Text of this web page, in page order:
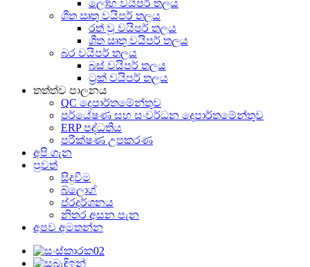
ලෝහ වයිපර් තලය
ශීත ඍතු වයිපර් තලය
රත් වූ වයිපර් තලය
ශීත ඍතු වයිපර් තලය
බර වයිපර් තලය
බස් වයිපර් තලය
ට්‍රක් වයිපර් තලය
තත්ත්ව පාලනය
QC දෙපාර්තමේන්තුව
පර්යේෂණ සහ සංවර්ධන දෙපාර්තමේන්තුව
ERP පද්ධතිය
පරීක්ෂණ උපකරණ
අපි ගැන
පුවත්
සිදුවීම
බ්ලොග්
ප්රදර්ශනය
නිතර අසන පැන
අපව අමතන්න